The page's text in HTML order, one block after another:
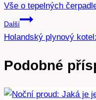
pro
příspěvek
Vše o tepelných
Další
Holandský plynový
Podobné